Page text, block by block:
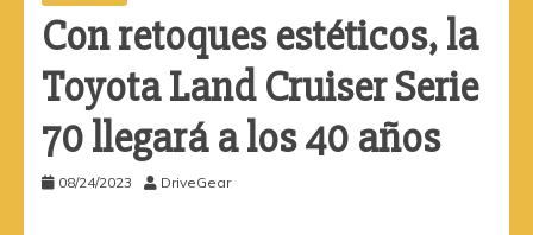
Con retoques estéticos, la
Toyota Land Cruiser Serie
70 llegará a los 40 años
08/24/2023 DriveGear